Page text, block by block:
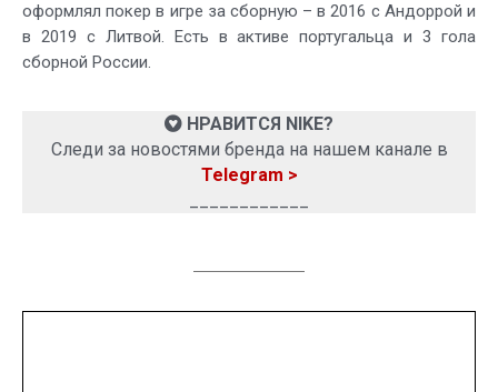
оформлял покер в игре за сборную – в 2016 с Андоррой и
в 2019 с Литвой. Есть в активе португальца и 3 гола
сборной России.
НРАВИТСЯ NIKE?
Следи за новостями бренда на нашем канале в
Telegram >